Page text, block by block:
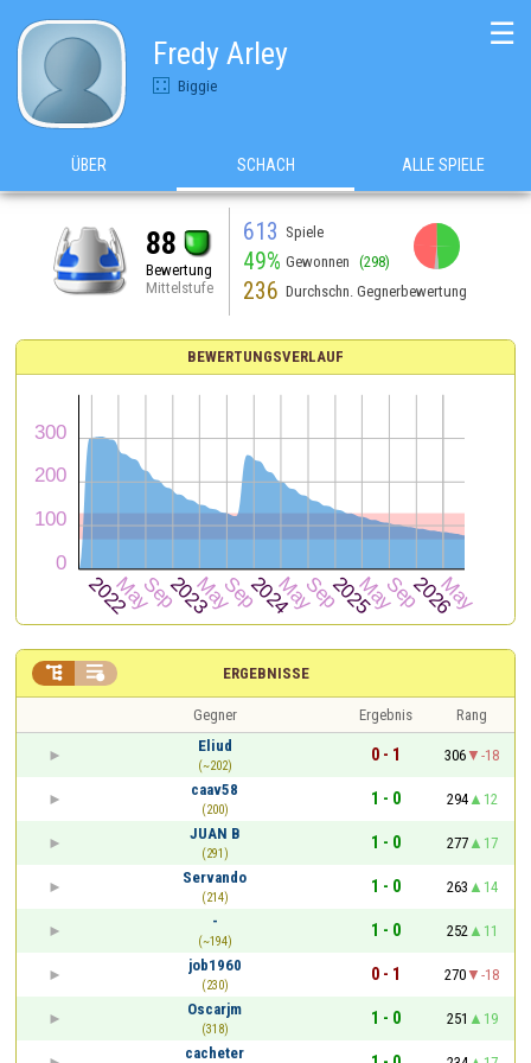
Fredy Arley
Biggie
☰
ÜBER SCHACH ALLE SPIELE
88
Bewertung
Mittelstufe
613 Spiele
49% Gewonnen (298)
236 Durchschn. Gegnerbewertung
BEWERTUNGSVERLAUF
ERGEBNISSE
 
Gegner Ergebnis
Rang
Eliud
(~202)
0 - 1 306
-18
caav58
(200)
1 - 0 294
12
JUAN B
(291)
1 - 0 277
17
Servando
(214)
1 - 0 263
14
-
(~194)
1 - 0 252
11
job1960
(230)
0 - 1 270
-18
Oscarjm
(318)
1 - 0 251
19
cacheter